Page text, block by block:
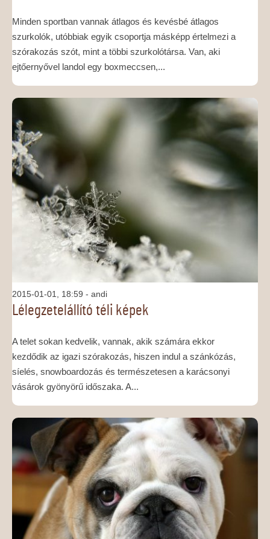
Minden sportban vannak átlagos és kevésbé átlagos
szurkolók, utóbbiak egyik csoportja másképp értelmezi a
szórakozás szót, mint a többi szurkolótársa. Van, aki
ejtőernyővel landol egy boxmeccsen,...
2015-01-01, 18:59 - andi
Lélegzetelállító téli képek
A telet sokan kedvelik, vannak, akik számára ekkor
kezdődik az igazi szórakozás, hiszen indul a szánkózás,
síelés, snowboardozás és természetesen a karácsonyi
vásárok gyönyörű időszaka. A...